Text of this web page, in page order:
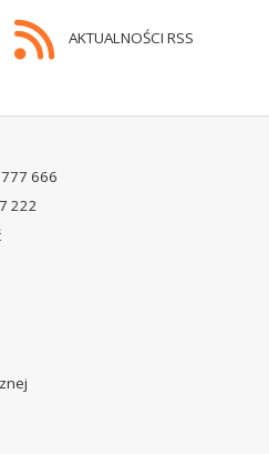
AKTUALNOŚCI RSS
666
222